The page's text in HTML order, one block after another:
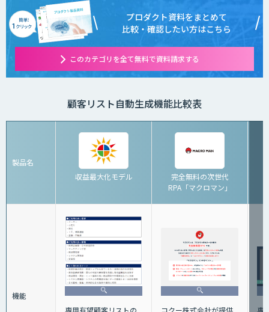
プロダクト資料をまとめて
比較・確認したい方はこちら
このカテゴリを全て無料で資料請求する
顧客リスト自動生成機能比較表
製品名
収益最大化モデル
完全無料の次世代
RPA「マクロマン」
機能
専